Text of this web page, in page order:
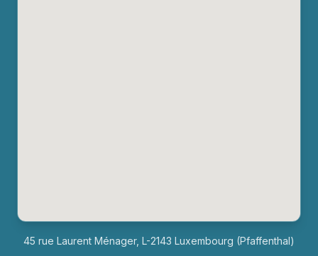
45 rue Laurent Ménager, L-2143 Luxembourg (Pfaffenthal)